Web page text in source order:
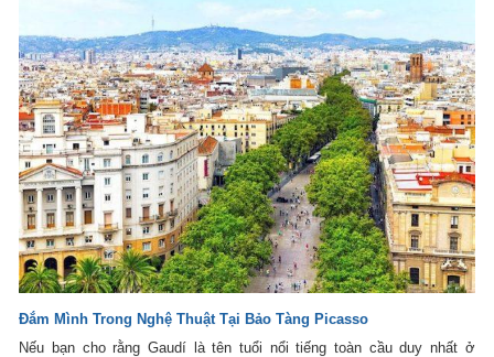
Đắm Mình Trong Nghệ Thuật Tại Bảo Tàng Picasso
Nếu bạn cho rằng Gaudí là tên tuổi nổi tiếng toàn cầu duy nhất ở